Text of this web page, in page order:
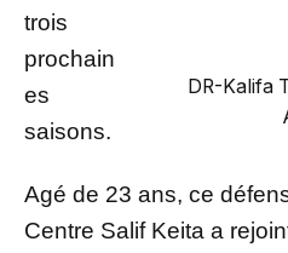
DR-Kalifa
trois
prochain
es
saisons.
Agé de 23 ans, ce
Centre Salif Keita a